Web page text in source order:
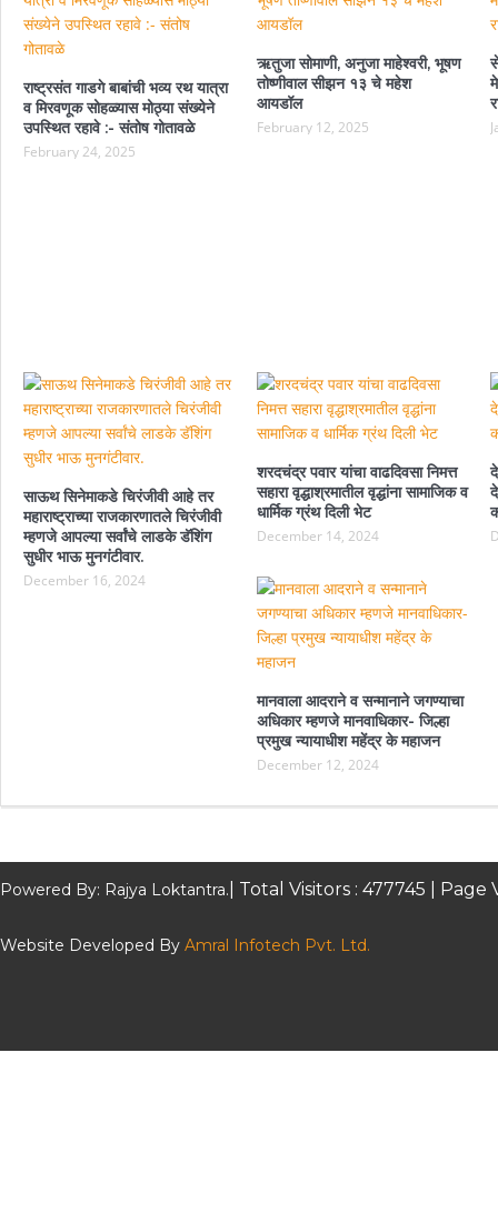
राष्ट्रसंत गाडगे बाबांची भव्य रथ यात्रा
व मिरवणूक सोहळ्यास मोठ्या संख्येने
उपस्थित रहावे :- संतोष गोतावळे
February 24, 2025
ऋतुजा सोमाणी, अनुजा माहेश्वरी, भूषण
तोष्णीवाल सीझन १३ चे महेश
आयडॉल
February 12, 2025
साऊथ सिनेमाकडे चिरंजीवी आहे तर
महाराष्ट्राच्या राजकारणातले चिरंजीवी
म्हणजे आपल्या सर्वांचे लाडके डॅशिंग
सुधीर भाऊ मुनगंटीवार.
December 16, 2024
शरदचंद्र पवार यांचा वाढदिवसा निमत्त
सहारा वृद्धाश्रमातील वृद्धांना सामाजिक व
धार्मिक ग्रंथ दिली भेट
December 14, 2024
मानवाला आदराने व सन्मानाने जगण्याचा
अधिकार म्हणजे मानवाधिकार- जिल्हा
प्रमुख न्यायाधीश महेंद्र के महाजन
December 12, 2024
Powered By: Rajya Loktantra. | Total Visitors : 477745 | Page
Website Developed By Amral Infotech Pvt. Ltd.